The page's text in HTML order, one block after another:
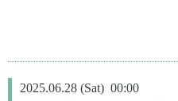
2025.06.28 (Sat) 00:00